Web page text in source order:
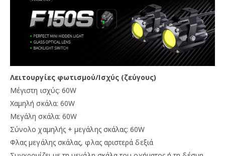
Λειτουργίες φωτισμού/Ισχύς (ζεύγους)
Μέγιστη ισχύς: 60W
Χαμηλή σκάλα: 60W
Μεγάλη σκάλα: 60W
Σύνολο χαμηλής + μεγάλης σκάλας: 60W
Φλας μεγάλης σκάλας, φλας αριστερά δεξιά